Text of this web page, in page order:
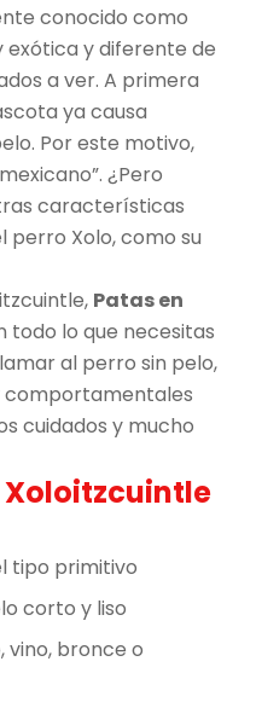
conocido como
exótica y diferente de
a ver. A primera
ya causa
Por este motivo,
¿Pero
características
perro Xolo, como su
Patas en
todo lo que necesitas
al perro sin pelo,
comportamentales
cuidados y mucho
Xoloitzcuintle
tipo primitivo
corto y liso
vino, bronce o